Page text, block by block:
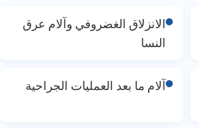
الانزلاق الغضروفي وآلام عرق
النسا
آلام ما بعد العمليات الجراحية